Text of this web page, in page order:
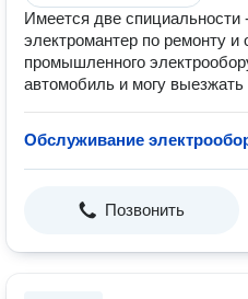
Имеется две спициальности
электромантер по ремонту
промышленного
автомобиль и могу выезжать
Обслуживание
Позвонить